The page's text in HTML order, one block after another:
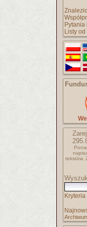
Listy
tekstów.
Kryteria